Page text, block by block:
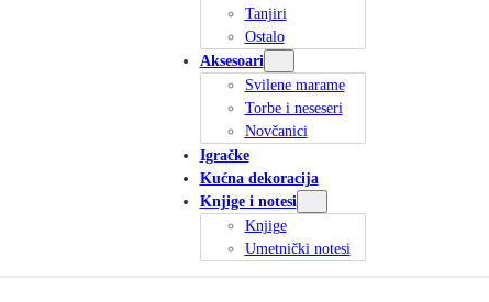
Tanjiri
Ostalo
Aksesoari
Svilene marame
Torbe i neseseri
Novčanici
Igračke
Kućna dekoracija
Knjige i notesi
Knjige
Umetnički notesi